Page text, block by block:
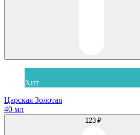
Хит
Царская Золотая
40 мл
123 ₽